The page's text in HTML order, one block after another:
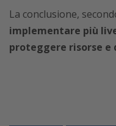
La conclusione,
implementare più
proteggere risorse e